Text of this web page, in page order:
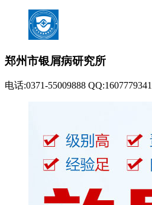
郑州市银屑病研究所
电话:0371-55009888 QQ:1607779341